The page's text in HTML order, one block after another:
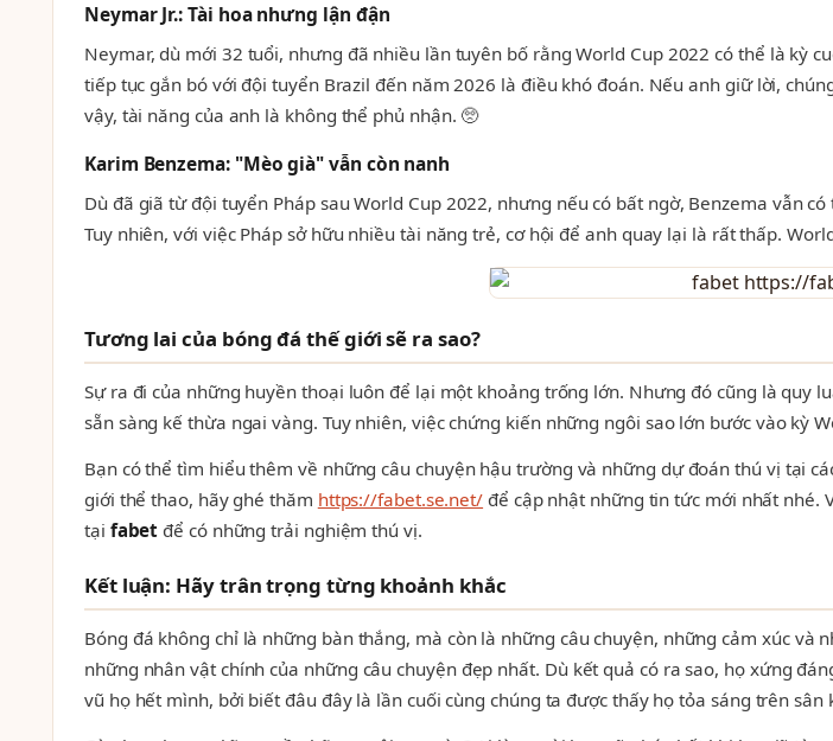
Neymar Jr.: Tài hoa nhưng lận đận
Neymar, dù mới 32 tuổi, nhưng đã nhiều lần tuyên bố rằng World Cup 2022 có thể là kỳ
tiếp tục gắn bó với đội tuyển Brazil đến năm 2026 là điều khó đoán. Nếu anh giữ lời,
vậy, tài năng của anh là không thể phủ nhận. 🥺
Karim Benzema: "Mèo già" vẫn còn nanh
Dù đã giã từ đội tuyển Pháp sau World Cup 2022, nhưng nếu có bất ngờ, Benzema vẫn
Tuy nhiên, với việc Pháp sở hữu nhiều tài năng trẻ, cơ hội để anh quay lại là rất thấp.
Tương lai của bóng đá thế giới sẽ ra sao?
Sự ra đi của những huyền thoại luôn để lại một khoảng trống lớn. Nhưng đó cũng là quy
sẵn sàng kế thừa ngai vàng. Tuy nhiên, việc chứng kiến những ngôi sao lớn bước vào kỳ
Bạn có thể tìm hiểu thêm về những câu chuyện hậu trường và những dự đoán thú vị tại
giới thể thao, hãy ghé thăm https://fabet.se.net/ để cập nhật những tin tức mới nhất nhé.
tại fabet để có những trải nghiệm thú vị.
Kết luận: Hãy trân trọng từng khoảnh khắc
Bóng đá không chỉ là những bàn thắng, mà còn là những câu chuyện, những cảm xúc
những nhân vật chính của những câu chuyện đẹp nhất. Dù kết quả có ra sao, họ xứng
vũ họ hết mình, bởi biết đâu đây là lần cuối cùng chúng ta được thấy họ tỏa sáng trên sân